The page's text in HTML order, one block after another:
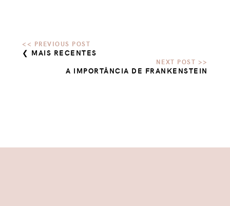
❮ MAIS RECENTES
A IMPORTÂNCIA DE FRANKENSTEIN